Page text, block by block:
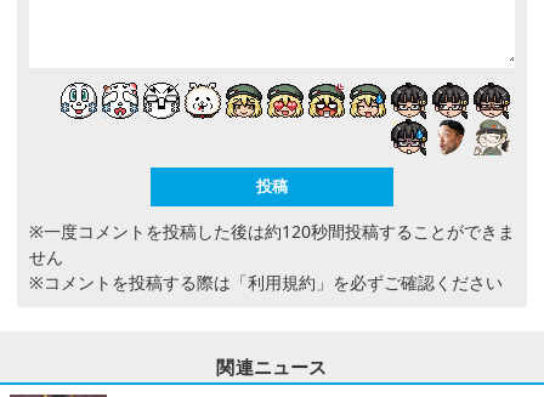
※一度コメントを投稿した後は約120秒間投稿することができま
せん
※コメントを投稿する際は 「利用規約」 を必ずご確認ください
関連ニュース